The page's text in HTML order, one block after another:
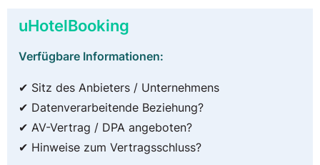
uHotelBooking
Verfügbare Informationen:
✔ Sitz des Anbieters / Unternehmens
✔ Datenverarbeitende Beziehung?
✔ AV-Vertrag / DPA angeboten?
✔ Hinweise zum Vertragsschluss?